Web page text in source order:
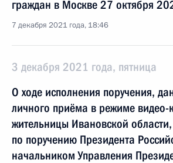
граждан в Москве 27 октября
7 декабря 2021 года, 18:46
3 декабря 2021 года, пятница
О ходе исполнения поручения,
личного приёма в режиме видео-
жительницы Ивановской
по поручению Президента
начальником Управления